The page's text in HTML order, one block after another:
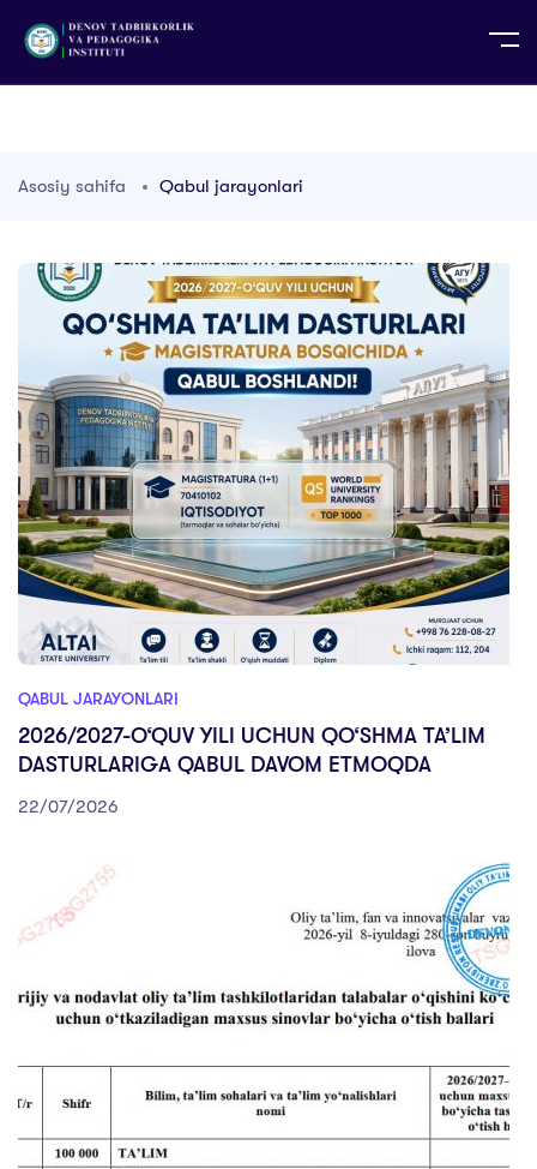
TG TR
Asosiy sahifa Qabul jarayonlari
QABUL JARAYONLARI
2026/2027-O‘QUV YILI UCHUN QO‘SHMA TA’LIM
DASTURLARIGA QABUL DAVOM ETMOQDA
22/07/2026